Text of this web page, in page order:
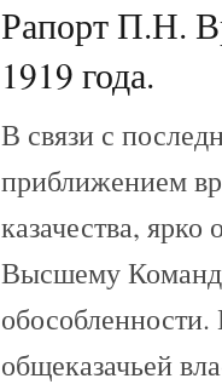
Рапорт П.Н.
1919 года.
В связи с
приближением
казачества,
Высшему
общеказачьей